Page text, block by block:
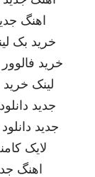
اهنگ
خرید بک
خرید فالوور
لینک خرید
جدید
جدید
لایک
اهنگ